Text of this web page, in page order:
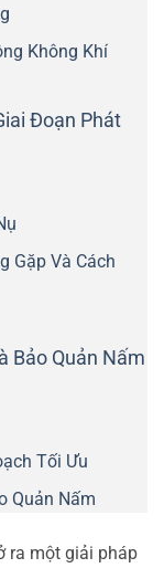
Không Khí
Đoạn Phát
Gặp Và Cách
Bảo Quản Nấm
Tối Ưu
Quản Nấm
ra một giải pháp